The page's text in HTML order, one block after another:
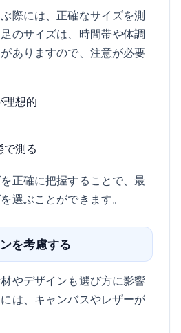
際には、正確なサイズを測
のサイズは、時間帯や体調
ありますので、注意が必要
理想的
測る
正確に把握することで、最
選ぶことができます。
を考慮する
やデザインも選び方に影響
は、キャンバスやレザーが